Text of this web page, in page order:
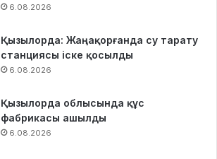
6.08.2026
Қызылорда: Жаңақорғанда су тарату
станциясы іске қосылды
6.08.2026
Қызылорда облысында құс
фабрикасы ашылды
6.08.2026